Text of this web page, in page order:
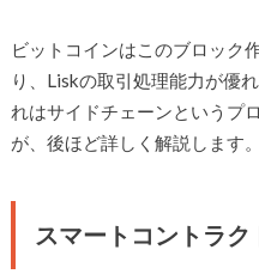
ビットコインはこのブロック
り、Liskの取引処理能力が優
れはサイドチェーンというプ
が、後ほど詳しく解説します。
スマートコントラ